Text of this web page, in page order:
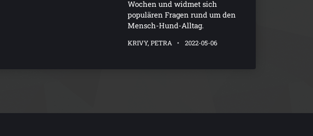
Wochen und widmet sich
populären Fragen rund um den
Mensch-Hund-Alltag.
KRIVY, PETRA 2022-05-06